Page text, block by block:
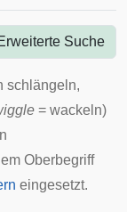
Suche
schlängeln,
= wackeln)
Oberbegriff
eingesetzt.